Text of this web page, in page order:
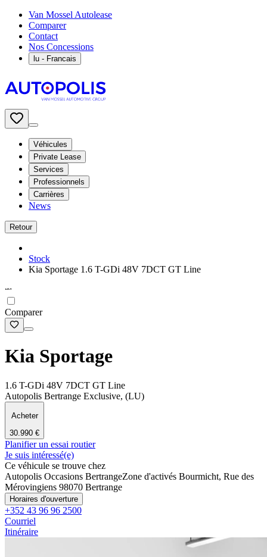
Van Mossel Autolease
Comparer
Contact
Nos Concessions
lu - Francais
Véhicules
Private Lease
Services
Professionnels
Carrières
News
Retour
Stock
Kia Sportage 1.6 T-GDi 48V 7DCT GT Line
Comparer
Kia Sportage
1.6 T-GDi 48V 7DCT GT Line
Autopolis Bertrange Exclusive, (LU)
Acheter
30.990 €
Planifier un essai routier
Je suis intéressé(e)
Ce véhicule se trouve chez
Autopolis Occasions BertrangeZone d'activés Bourmicht, Rue des
Mérovingiens 98070 Bertrange
Horaires d'ouverture
+352 43 96 96 2500
Courriel
Itinéraire